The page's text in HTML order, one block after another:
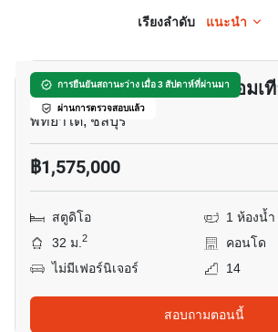
เรียงลำดับ แนะนำ
การยืนยันสถานะว่าง เมื่อ 3 สัปดาห์ที่ผ่านมา
ผ่านการตรวจสอบแล้ว
วิวทะเล 1 คอนโดมิเนียม จอมเ
พัทยาใต้, ชลบุรี
฿1,575,000
สตูดิโอ
1 ห้องน้ำ
32 ม.2
คอนโด
ไม่มีเฟอร์นิเจอร์
14
สอบถามตอนนี้